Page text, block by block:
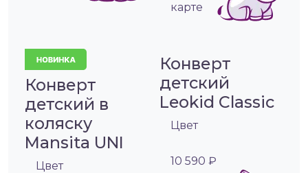
карте
Конверт
детский в
коляску
Mansita UNI
Цвет
Конверт
детский
Leokid Classic
Цвет
10 590 ₽